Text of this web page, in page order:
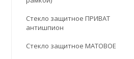
Стекло защитное ПРИВАТ
антишпион
Стекло защитное МАТОВОЕ